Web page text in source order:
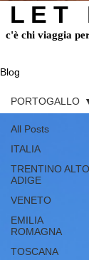
LET
c'è chi viaggia
Blog
All Posts
ITALIA
TRENTINO ALTO
ADIGE
VENETO
EMILIA
ROMAGNA
TOSCANA
PORTOGALLO